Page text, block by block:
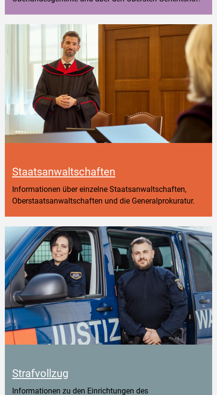
Staatsanwaltschaften
Informationen über einzelne Staatsanwaltschaften,
Oberstaatsanwaltschaften und die Generalprokuratur.
Strafvollzug
Informationen zu den Einrichtungen des